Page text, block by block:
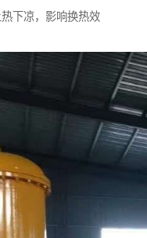
下凉，影响换热效